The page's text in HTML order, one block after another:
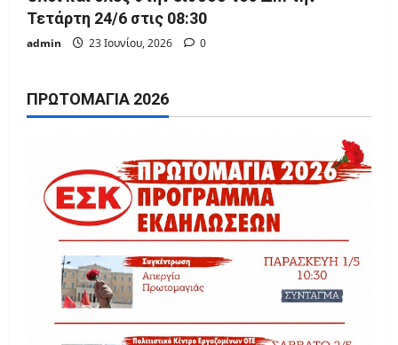
Τετάρτη 24/6 στις 08:30
admin 23 Ιουνίου, 2026 0
ΠΡΩΤΟΜΑΓΙΆ 2026